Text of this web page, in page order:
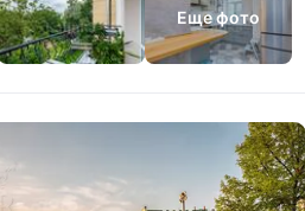
Еще фото